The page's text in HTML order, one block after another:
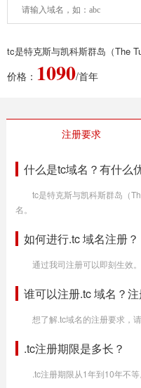
tc是特克斯与凯科斯群岛（The
价格： 1090/首年
注册要求
什么是tc域名？有什么
tc是特克斯与凯科斯群岛（
名。
如何进行.tc 域名注册？
通过我司注册可以即刻生效。
谁可以注册.tc 域名？
想了解.tc域名的注册要求，
.tc注册期限是多长？
.tc注册期限从1年到10年不等